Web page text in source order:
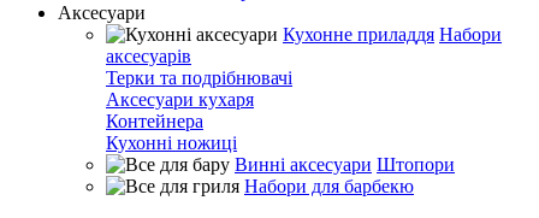
Аксесуари
Кухонне приладдя Набори
аксесуарів
Терки та подрібнювачі
Аксесуари кухаря
Контейнера
Кухонні ножиці
Винні аксесуари Штопори
Набори для барбекю